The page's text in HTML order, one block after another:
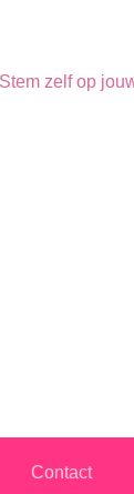
Stem zelf op
Contact